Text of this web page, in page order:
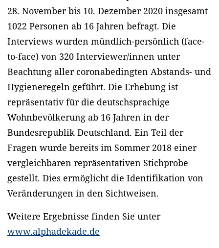
28. November bis 10. Dezember 2020 insgesamt
1022 Personen ab 16 Jahren befragt. Die
Interviews wurden mündlich-persönlich (face-
to-face) von 320 Interviewer/innen unter
Beachtung aller coronabedingten Abstands- und
Hygieneregeln geführt. Die Erhebung ist
repräsentativ für die deutschsprachige
Wohnbevölkerung ab 16 Jahren in der
Bundesrepublik Deutschland. Ein Teil der
Fragen wurde bereits im Sommer 2018 einer
vergleichbaren repräsentativen Stichprobe
gestellt. Dies ermöglicht die Identifikation von
Veränderungen in den Sichtweisen.
Weitere Ergebnisse finden Sie unter
www.alphadekade.de